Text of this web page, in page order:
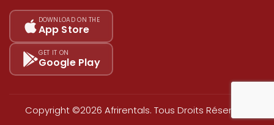
Nos tarifs
Plan du site
DOWNLOAD ON THE
App Store
GET IT ON
Google Play
Copyright ©2026 Afrirentals. Tous Droits Réservés.